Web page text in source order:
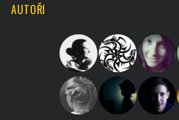
c
AUTOŘI